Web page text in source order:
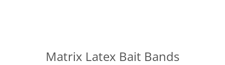
Matrix Latex Bait Bands